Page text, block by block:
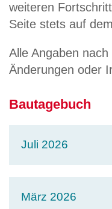
weiteren
Seite stets auf
Alle Angaben
Änderungen oder
Bautagebuch
Juli 2026
März 2026